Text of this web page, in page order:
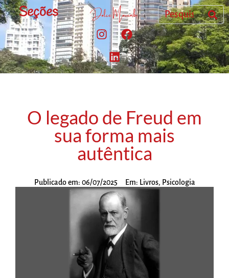
Seções
O legado de Freud em
sua forma mais
autêntica
Publicado em: 06/07/2025 Em: Livros, Psicologia